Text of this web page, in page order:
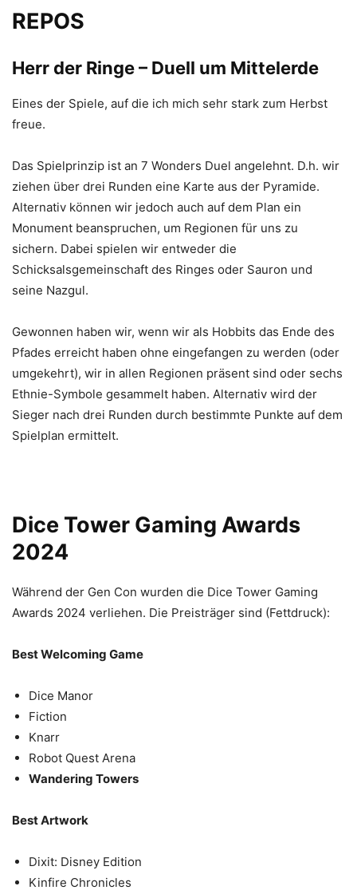
REPOS
Herr der Ringe – Duell um Mittelerde
Eines der Spiele, auf die ich mich sehr stark zum Herbst
freue.
Das Spielprinzip ist an 7 Wonders Duel angelehnt. D.h. wir
ziehen über drei Runden eine Karte aus der Pyramide.
Alternativ können wir jedoch auch auf dem Plan ein
Monument beanspruchen, um Regionen für uns zu
sichern. Dabei spielen wir entweder die
Schicksalsgemeinschaft des Ringes oder Sauron und
seine Nazgul.
Gewonnen haben wir, wenn wir als Hobbits das Ende des
Pfades erreicht haben ohne eingefangen zu werden (oder
umgekehrt), wir in allen Regionen präsent sind oder sechs
Ethnie-Symbole gesammelt haben. Alternativ wird der
Sieger nach drei Runden durch bestimmte Punkte auf dem
Spielplan ermittelt.
Dice Tower Gaming Awards
2024
Während der Gen Con wurden die Dice Tower Gaming
Awards 2024 verliehen. Die Preisträger sind (Fettdruck):
Best Welcoming Game
Dice Manor
Fiction
Knarr
Robot Quest Arena
Wandering Towers
Best Artwork
Dixit: Disney Edition
Kinfire Chronicles